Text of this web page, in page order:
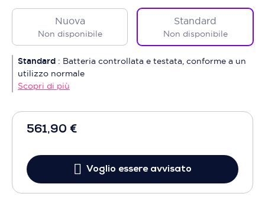
561,90 €
Voglio essere avvisato
Nuova
Non disponibile
Standard
Non disponibile
Standard : Batteria controllata e testata, conforme a un
utilizzo normale
Scopri di più